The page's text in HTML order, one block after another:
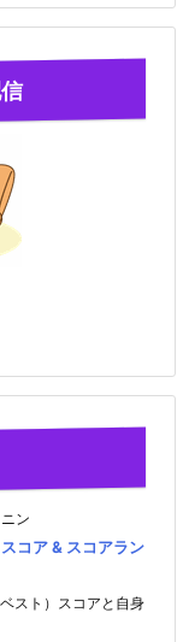
ン
コア & スコアラン
スト）スコアと自身